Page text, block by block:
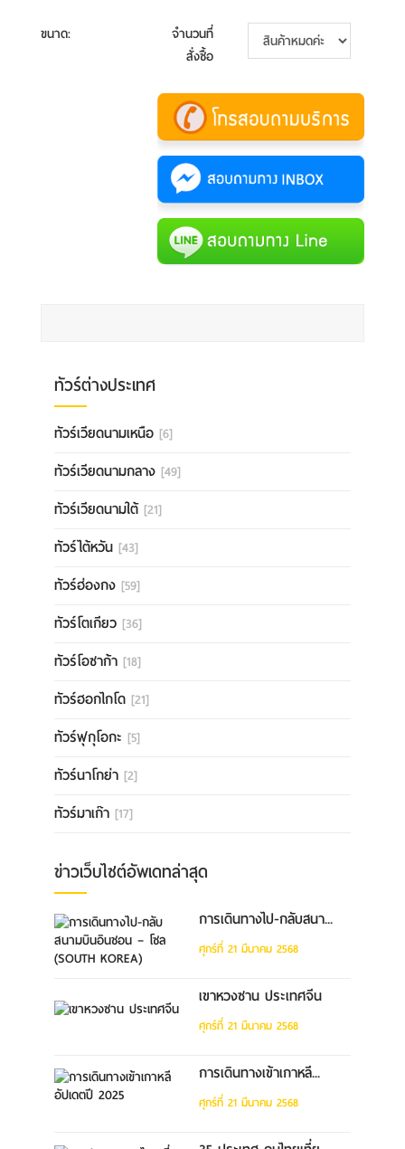
ขนาด:
จำนวนที่
สั่งซื้อ
ทัวร์ต่างประเทศ
ทัวร์เวียดนามเหนือ [6]
ทัวร์เวียดนามกลาง [49]
ทัวร์เวียดนามใต้ [21]
ทัวร์ไต้หวัน [43]
ทัวร์ฮ่องกง [59]
ทัวร์โตเกียว [36]
ทัวร์โอซาก้า [18]
ทัวร์ฮอกไกโด [21]
ทัวร์ฟุกุโอกะ [5]
ทัวร์นาโกย่า [2]
ทัวร์มาเก๊า [17]
ข่าวเว็บไซต์อัพเดทล่าสุด
การเดินทางไป-กลับสนา...
ศุกร์ที่ 21 มีนาคม 2568
เขาหวงซาน ประเทศจีน
ศุกร์ที่ 21 มีนาคม 2568
การเดินทางเข้าเกาหลี...
ศุกร์ที่ 21 มีนาคม 2568